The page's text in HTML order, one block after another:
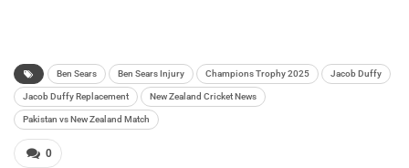
Ben Sears Ben Sears Injury Champions Trophy 2025 Jacob Duffy
Jacob Duffy Replacement New Zealand Cricket News
Pakistan vs New Zealand Match
0